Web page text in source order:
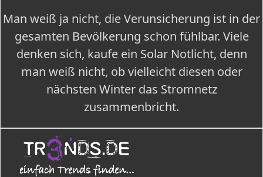
Man weiß ja nicht, die Verunsicherung ist in der
gesamten Bevölkerung schon fühlbar. Viele
denken sich, kaufe ein Solar Notlicht, denn
man weiß nicht, ob vielleicht diesen oder
nächsten Winter das Stromnetz
zusammenbricht.